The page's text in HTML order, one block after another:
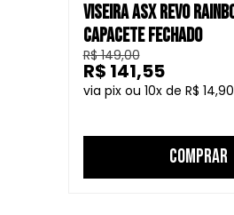
VISEIRA ASX REVO
CAPACETE FECHADO
R$ 149,00
10
R$ 14,90
R$ 141,55
COMPRAR